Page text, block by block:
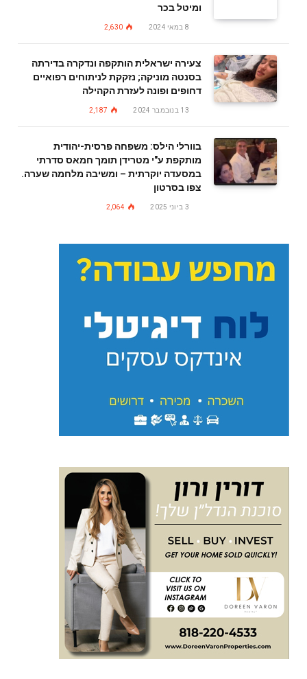
ומיטל בכר
8 במאי 2024 2,630
צעירה ישראלית הותקפה ונדקרה בדירתה
בסנטה מוניקה; נזקקת לניתוחים רפואיים
דחופים ופונה לעזרת הקהילה
13 בנובמבר 2024 2,187
בוורלי הילס: משפחה פרסית-יהודית
מותקפת ע"י מטרידן תומך חמאס סדרתי
במסעדה יוקרתית – ומשיבה מלחמה שערה.
צפו בסרטון
3 ביוני 2025 2,064